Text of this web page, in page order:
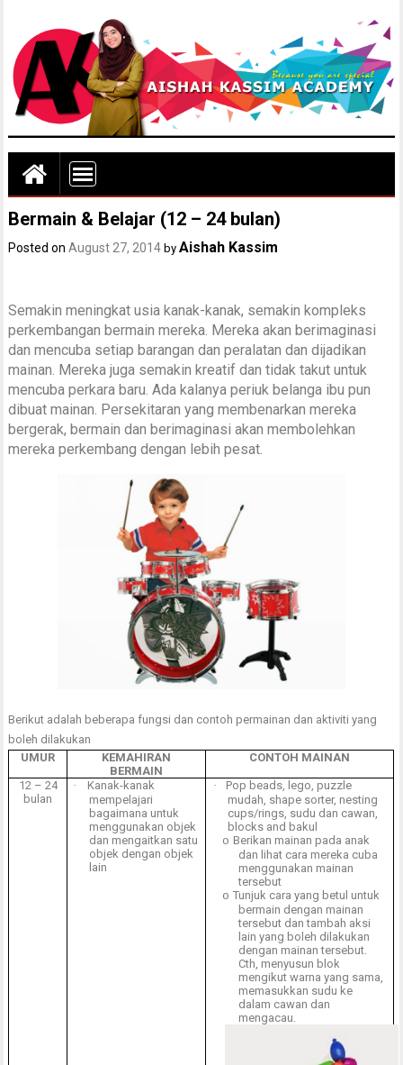
Bermain & Belajar (12 – 24 bulan)
Posted onAugust 27, 2014 byAishah Kassim
Semakin meningkat usia kanak-kanak, semakin kompleks
perkembangan bermain mereka. Mereka akan berimaginasi
dan mencuba setiap barangan dan peralatan dan dijadikan
mainan. Mereka juga semakin kreatif dan tidak takut untuk
mencuba perkara baru. Ada kalanya periuk belanga ibu pun
dibuat mainan. Persekitaran yang membenarkan mereka
bergerak, bermain dan berimaginasi akan membolehkan
mereka perkembang dengan lebih pesat.
Berikut adalah beberapa fungsi dan contoh permainan dan aktiviti yang
boleh dilakukan
UMUR
KEMAHIRAN
BERMAIN
CONTOH MAINAN
12 – 24
bulan
·
Kanak-kanak
mempelajari
bagaimana untuk
menggunakan objek
dan mengaitkan satu
objek dengan objek
lain
·
Pop beads, lego, puzzle
mudah, shape sorter, nesting
cups/rings, sudu dan cawan,
blocks and bakul
o Berikan mainan pada anak
dan lihat cara mereka cuba
menggunakan mainan
tersebut
o Tunjuk cara yang betul untuk
bermain dengan mainan
tersebut dan tambah aksi
lain yang boleh dilakukan
dengan mainan tersebut.
Cth, menyusun blok
mengikut warna yang sama,
memasukkan sudu ke
dalam cawan dan
mengacau.